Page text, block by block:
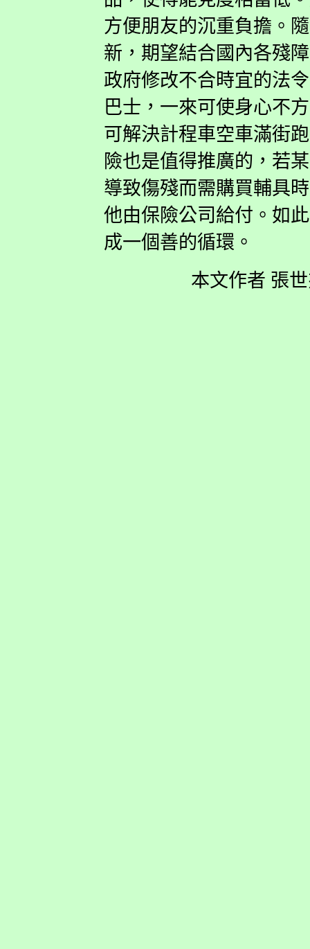
方便朋友的沉重負擔。
新，期望結合國內各殘
政府修改不合時宜的法
巴士，一來可使身心不
可解決計程車空車滿街
險也是值得推廣的，若
導致傷殘而需購買輔具
他由保險公司給付。如
成一個善的循環。
本文作者 張